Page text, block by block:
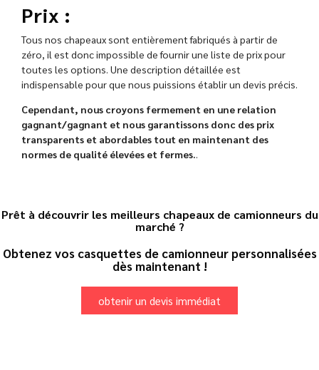
Prix :
Tous nos chapeaux sont entièrement fabriqués à partir de
zéro, il est donc impossible de fournir une liste de prix pour
toutes les options. Une description détaillée est
indispensable pour que nous puissions établir un devis précis.
Cependant, nous croyons fermement en une relation
gagnant/gagnant et nous garantissons donc des prix
transparents et abordables tout en maintenant des
normes de qualité élevées et fermes..
Prêt à découvrir les meilleurs chapeaux de camionneurs du
marché ?
Obtenez vos casquettes de camionneur personnalisées
dès maintenant !
obtenir un devis immédiat